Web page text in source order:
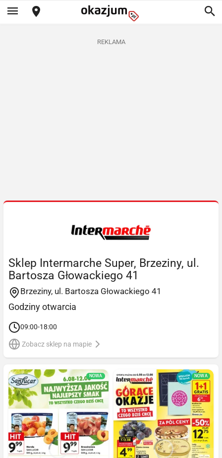
REKLAMA
Sklep Intermarche Super, Brzeziny, ul.
Bartosza Głowackiego 41
Brzeziny, ul. Bartosza Głowackiego 41
Godziny otwarcia
09:00-18:00
Zobacz sklep na mapie
NOWA NOWA